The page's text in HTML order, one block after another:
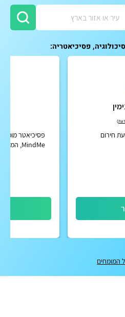
פסיכיאטריה:
)
חירום
פסיכיאטר
MindMe, המרכז לטיפול פסיכיאטרי מתקדם
המומחים